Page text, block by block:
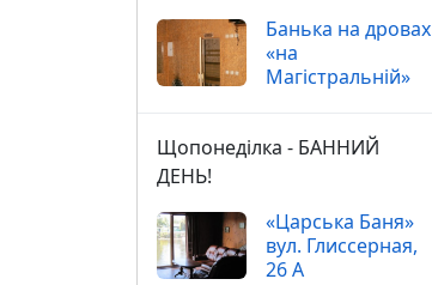
Банька на дровах
«на
Магістральній»
Щопонеділка - БАННИЙ
ДЕНЬ!
«Царська Баня»
вул. Глиссерная,
26 А